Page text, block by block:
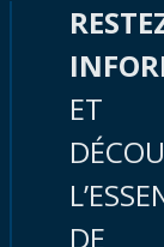
ET
DE